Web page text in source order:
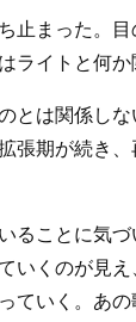
った。目
イトと何
は関係し
期が続き
ことに気
くのが見
いく。あ